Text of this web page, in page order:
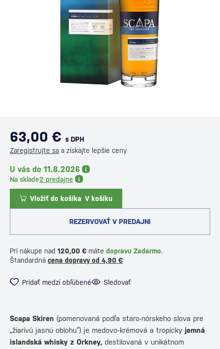
63,00 € s DPH
Zaregistrujte sa a získajte lepšie ceny
U vás do 11.8.2026
Na sklade2 predajne
Vložiť do košíka V košíku
REZERVOVAŤ V PREDAJNI
Pri nákupe nad 120,00 € máte dopravu Zadarmo.
Štandardná cena dopravy od 4,90 €
Pridať medzi obľúbené Sledovať
Scapa Skiren (pomenovaná podľa staro-nórskeho slova pre
„žiarivú jasnú oblohu“) je medovo‑krémová a tropicky jemná
islandská whisky z Orkney, destilovaná v unikátnom